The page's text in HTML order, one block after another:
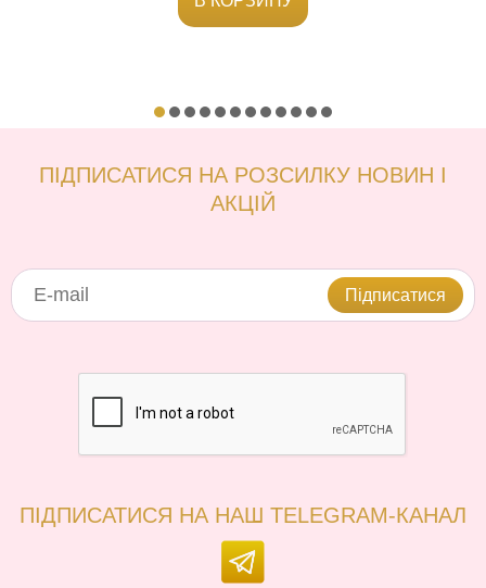
ПІДПИСАТИСЯ НА РОЗСИЛКУ НОВИН І
АКЦІЙ
Підписатися
ПІДПИСАТИСЯ НА НАШ TELEGRAM-КАНАЛ